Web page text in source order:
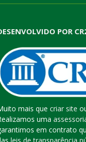
POR
mais que criar site
uma
em contrato